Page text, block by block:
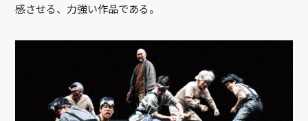
感させる、力強い作品である。